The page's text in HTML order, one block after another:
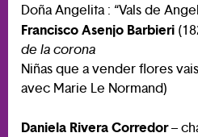
Doña Angelita : “Vals de
Francisco Asenjo Barbieri
de la corona
Niñas que a vender flores
avec Marie Le Normand)
Daniela Rivera Corredor–